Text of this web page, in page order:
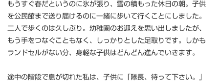
もうすぐ春だというのに氷が張り、雪の積もった休日の朝。子供
を公民館まで送り届けるのに一緒に歩いて行くことにしました。
二人で歩くのは久しぶり。幼稚園のお迎えを思い出しましたが、
もう手をつなぐこともなく、しっかりとした足取りです。しかも
ランドセルがない分、身軽な子供はどんどん進んでいきます。
途中の階段で息が切れた私は、子供に「隊長、待って下さい。」